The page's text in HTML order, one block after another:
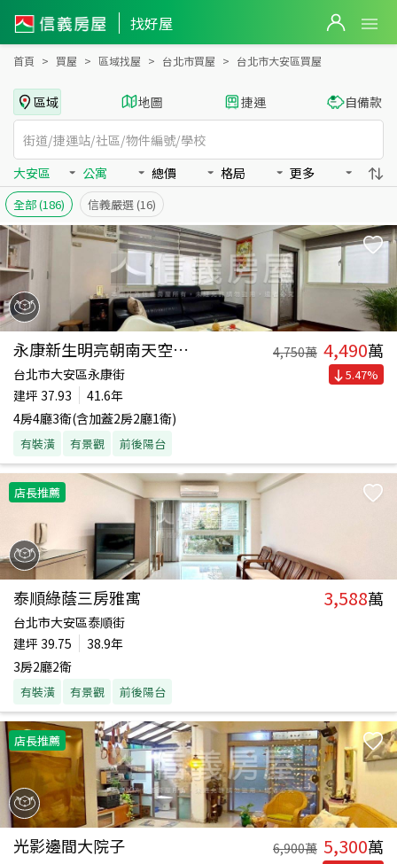
找好屋
台北市大安區買房：公寓房屋物件出售、房價分析
首頁 買屋 區域找屋 台北市買屋 台北市大安區買屋
區域 地圖 捷運 自備款
大安區 公寓 總價 格局 更多
全部(186) 信義嚴選 (16)
永康新生明亮朝南天空之城 4,750萬 4,490萬
台北市大安區永康街
建坪 37.93
41.6年
4房4廳3衛(含加蓋2房2廳1衛)
有裝潢 有景觀 前後陽台
5.47%
店長推薦
泰順綠蔭三房雅寓 3,588萬
台北市大安區泰順街
建坪 39.75
38.9年
3房2廳2衛
有裝潢 有景觀 前後陽台
店長推薦
光影邊間大院子 6,900萬 5,300萬